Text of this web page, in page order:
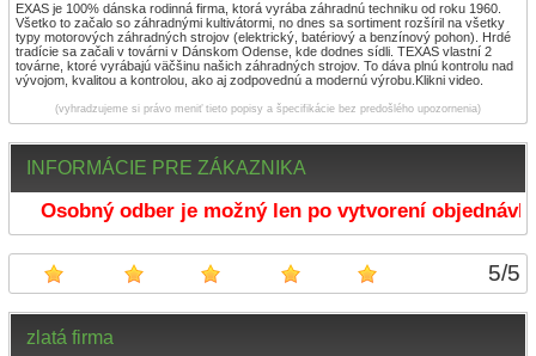
INFORMÁCIE PRE ZÁKAZNIKA
Osobný odber je možný len po vytvorení
5/5
zlatá firma
EXAS je 100% dánska rodinná firma, ktorá vyrába záhradnú techniku od roku 1960.
Všetko to začalo so záhradnými kultivátormi, no dnes sa sortiment rozšíril na všetky
typy motorových záhradných strojov (elektrický, batériový a benzínový pohon). Hrdé
tradície sa začali v továrni v Dánskom Odense, kde dodnes sídli. TEXAS vlastní 2
továrne, ktoré vyrábajú väčšinu našich záhradných strojov. To dáva plnú kontrolu nad
vývojom, kvalitou a kontrolou, ako aj zodpovednú a modernú výrobu.Klikni video.
(vyhradzujeme si právo meniť tieto popisy a špecifikácie bez predošlého upozornenia)